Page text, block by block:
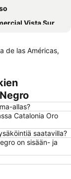
Vista Sur
Vistas
de los Gigantes
de las Américas,
allas?
Catalonia Oro
saatavilla?
on sisään- ja